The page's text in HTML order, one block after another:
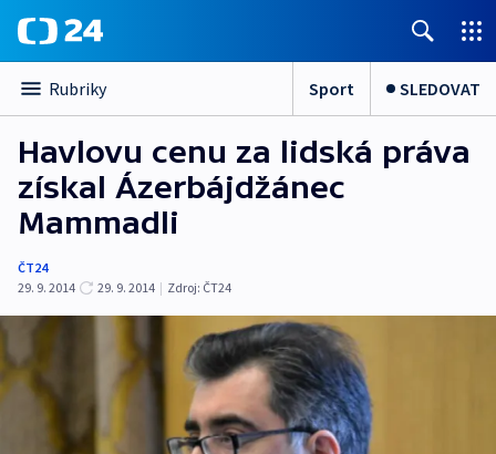
Rubriky Sport SLEDOVAT
Havlovu cenu za lidská práva
získal Ázerbájdžánec
Mammadli
ČT24
29. 9. 2014
29. 9. 2014 | Zdroj: ČT24